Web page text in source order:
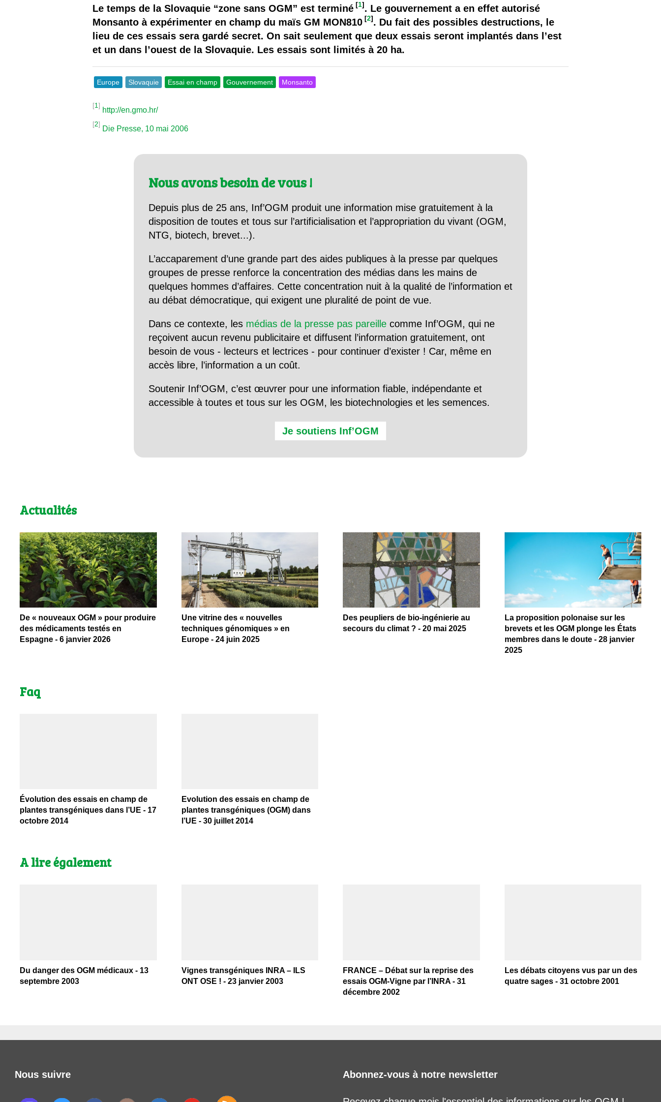
Il y a semence…. et semence
Quels sont les avantages et les inconvénients des OGM ?
Le temps de la Slovaquie “zone sans OGM” est terminé [1]. Le gouvernement a en effet autorisé
Monsanto à expérimenter en champ du maïs GM MON810 [2]. Du fait des possibles destructions, le
lieu de ces essais sera gardé secret. On sait seulement que deux essais seront implantés dans l’est
et un dans l’ouest de la Slovaquie. Les essais sont limités à 20 ha.
Europe Slovaquie Essai en champ Gouvernement Monsanto
[1]
http://en.gmo.hr/
[2]
Die Presse, 10 mai 2006
Nous avons besoin de vous !
Depuis plus de 25 ans, Inf’OGM produit une information mise gratuitement à la
disposition de toutes et tous sur l’artificialisation et l’appropriation du vivant (OGM,
NTG, biotech, brevet...).
L’accaparement d’une grande part des aides publiques à la presse par quelques
groupes de presse renforce la concentration des médias dans les mains de
quelques hommes d’affaires. Cette concentration nuit à la qualité de l’information et
au débat démocratique, qui exigent une pluralité de point de vue.
Dans ce contexte, les médias de la presse pas pareille comme Inf’OGM, qui ne
reçoivent aucun revenu publicitaire et diffusent l’information gratuitement, ont
besoin de vous - lecteurs et lectrices - pour continuer d’exister ! Car, même en
accès libre, l’information a un coût.
Soutenir Inf’OGM, c’est œuvrer pour une information fiable, indépendante et
accessible à toutes et tous sur les OGM, les biotechnologies et les semences.
Je soutiens Inf’OGM
Actualités
De « nouveaux OGM » pour produire
des médicaments testés en
Espagne - 6 janvier 2026
Une vitrine des « nouvelles
techniques génomiques » en
Europe - 24 juin 2025
Des peupliers de bio-ingénierie au
secours du climat ? - 20 mai 2025
La proposition polonaise sur les
brevets et les OGM plonge les États
membres dans le doute - 28 janvier
2025
Faq
Évolution des essais en champ de
plantes transgéniques dans l’UE - 17
octobre 2014
Evolution des essais en champ de
plantes transgéniques (OGM) dans
l’UE - 30 juillet 2014
A lire également
Du danger des OGM médicaux - 13
septembre 2003
Vignes transgéniques INRA – ILS
ONT OSE ! - 23 janvier 2003
FRANCE – Débat sur la reprise des
essais OGM-Vigne par l’INRA - 31
décembre 2002
Les débats citoyens vus par un des
quatre sages - 31 octobre 2001
Nous suivre Abonnez-vous à notre newsletter